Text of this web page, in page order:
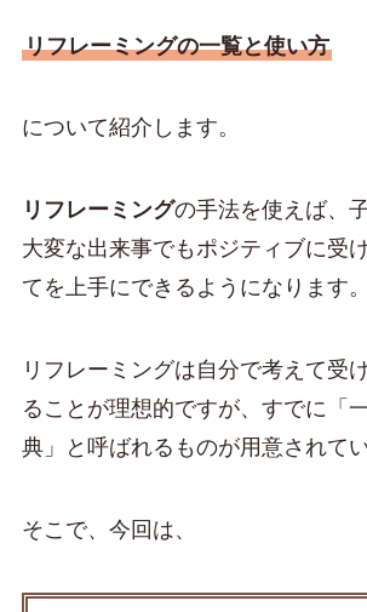
リフレーミングの一覧と使い方
について紹介します。
リフレーミングの手法を使えば、
大変な出来事でもポジティブに受
てを上手にできるようになります。
リフレーミングは自分で考えて受
ることが理想的ですが、すでに「
典」と呼ばれるものが用意されてい
そこで、今回は、